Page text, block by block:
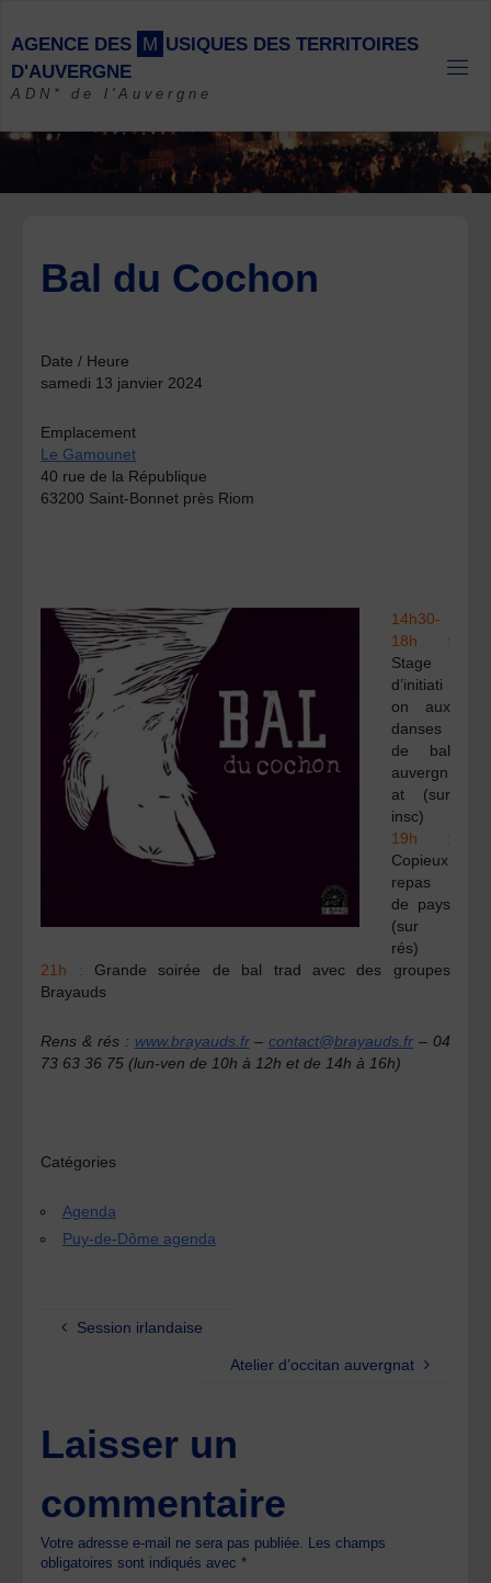
content
AGENCE DES M USIQUES DES TERRITOIRES
D'AUVERGNE
ADN* de l'Auvergne
Bal du Cochon
Date / Heure
samedi 13 janvier 2024
Emplacement
Le Gamounet
40 rue de la République
63200 Saint-Bonnet près Riom
14h30-
18h :
Stage
d’initiati
on aux
danses
de bal
auvergn
at (sur
insc)
19h :
Copieux
repas
de pays
(sur
rés)
21h : Grande soirée de bal trad avec des groupes
Brayauds
Rens & rés : www.brayauds.fr–contact@brayauds.fr – 04
73 63 36 75 (lun-ven de 10h à 12h et de 14h à 16h)
Catégories
Agenda
Puy-de-Dôme agenda
Session irlandaise
Atelier d’occitan auvergnat
Laisser un
commentaire
Votre adresse e-mail ne sera pas publiée. Les champs
obligatoires sont indiqués avec*